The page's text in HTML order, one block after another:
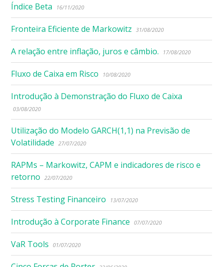
Índice Beta 16/11/2020
Fronteira Eficiente de Markowitz 31/08/2020
A relação entre inflação, juros e câmbio. 17/08/2020
Fluxo de Caixa em Risco 10/08/2020
Introdução à Demonstração do Fluxo de Caixa
03/08/2020
Utilização do Modelo GARCH(1,1) na Previsão de
Volatilidade
27/07/2020
RAPMs – Markowitz, CAPM e indicadores de risco e
retorno
22/07/2020
Stress Testing Financeiro 13/07/2020
Introdução à Corporate Finance 07/07/2020
VaR Tools 01/07/2020